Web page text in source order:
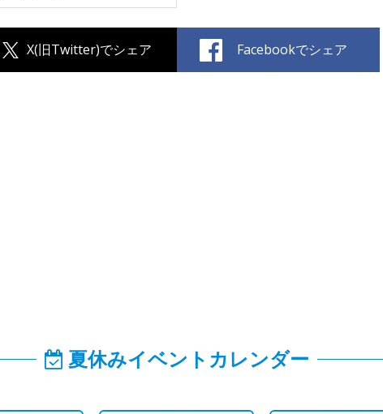
X(旧Twitter)でシェア Facebookでシェア
夏休みイベントカレンダー